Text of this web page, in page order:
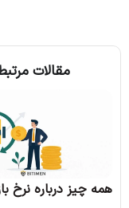
مقالات